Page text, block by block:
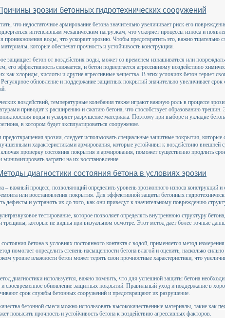
эрозии бетонных гидротехнических сооружений
что недостаточное армирование бетона значительно увеличивает риск его
интенсивным механическим нагрузкам, что ускоряет процессы износа и
проникновения воды, что ускоряет эрозию. Чтобы предотвратить это, важно тщательно
которые обеспечат прочность и устойчивость конструкции.
защищает бетон от воздействия воды, может со временем изнашиваться или
его эффективность снижается, и бетон подвергается агрессивному воздействию
как хлориды, кислоты и другие агрессивные вещества. В этих условиях бетон теряет
обновление и поддержание защитных покрытий значительно увеличивает
воздействий, температурные колебания также играют важную роль в процессе
приводит к расширению и сжатию бетона, что способствует образованию трещин.
воды и ускоряет разрушение материала. Поэтому при выборе и укладке
в котором будет эксплуатироваться сооружение.
предотвращения эрозии, следует использовать специальные защитные покрытия, которые
характеристиками армирования, которые устойчивы к воздействию внешней
проверку состояния покрытия и армирования, поможет существенно продлить
минимизировать затраты на их восстановление.
диагностики состояния бетона в условиях эрозии
– важный процесс, позволяющий определить уровень эрозионного износа конструкций и
или восстановления покрытия. Для эффективной защиты бетонных
дефекты и устранять их до того, как они приведут к значительному повреждению
тестирование, которое позволяет определять внутреннюю структуру
трещины, которые не видны при визуальном осмотре. Этот метод дает более точные
бетона в условиях постоянного контакта с водой, применяется метод измерения
помогает определить степень насыщенности бетона влагой и оценить, насколько
уровне влажности бетон может терять свои прочностные характеристики, что
диагностики используется, важно помнить, что для успешной защиты бетона
и своевременное обновление защитных покрытий. Правильный уход и поддержание в
срок службы бетонных сооружений и предотвращают их разрушение.
бетонной смеси можно использовать высококачественные материалы, такие как
повысить прочность и устойчивость бетона к воздействию агрессивных факторов.